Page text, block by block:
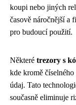
koupi nebo jiných
časově náročnější a
pro budoucí použití.
Některé trezory s
kde kromě
údaj. Tato
současně eliminuje